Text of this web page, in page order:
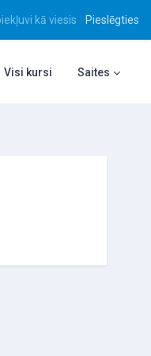
kā viesis Pieslēgties
Visi kursi Saites